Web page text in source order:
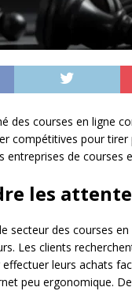
des courses en ligne
compétitives pour
entreprises de courses
les
secteur des courses
Les clients
leurs achats
peu ergonomique.